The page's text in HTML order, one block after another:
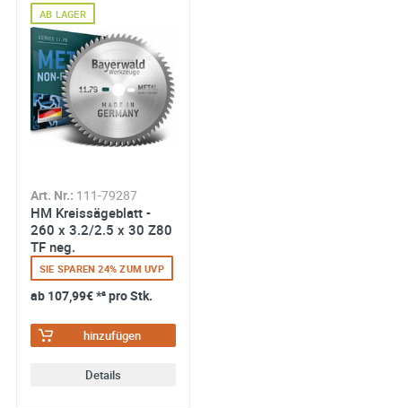
Art. Nr.: 111-79287
HM Kreissägeblatt -
260 x 3.2/2.5 x 30 Z80
TF neg.
AB LAGER
SIE SPAREN 24% ZUM UVP
ab 107,99€*² pro Stk.
hinzufügen
Details